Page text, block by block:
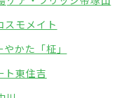
スモメイト
かた「柾」
ト東住吉